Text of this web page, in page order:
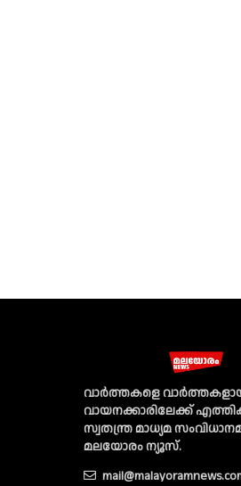
വാര്‍ത്തകളെ
വായനക്കാരിലേക്ക്
സ്വതന്ത്ര മാധ്യമ
മലയോരം ന്യൂസ്‌.